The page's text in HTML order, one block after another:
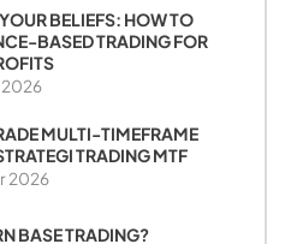
BELIEFS: HOW TO
BASED TRADING FOR
2026
MULTI-TIMEFRAME
TRADING MTF
2026
BASE TRADING?